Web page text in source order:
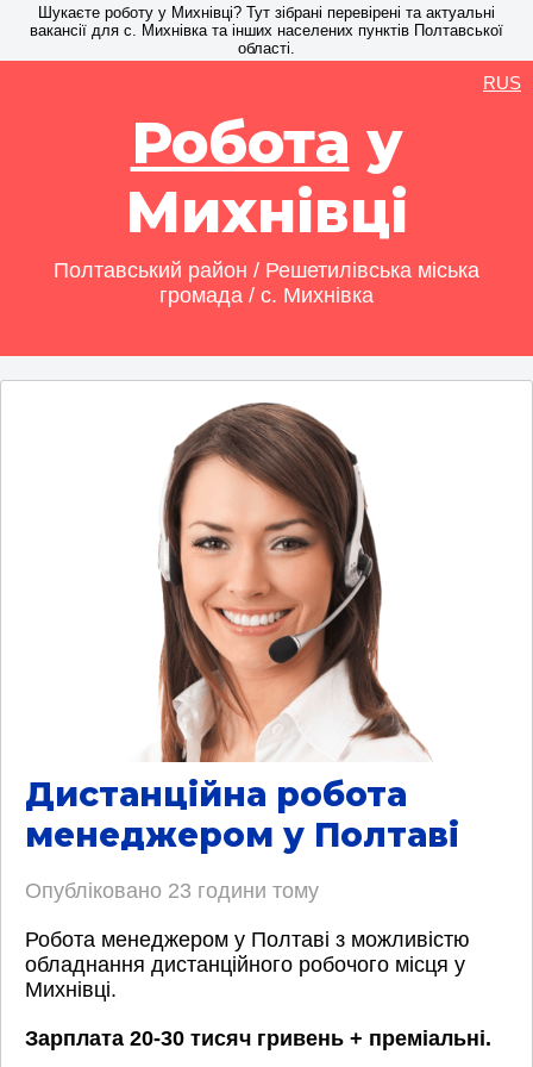
Шукаєте роботу у Михнівці? Тут зібрані перевірені та актуальні
вакансії для с. Михнівка та інших населених пунктів Полтавської
області.
Робота у
Михнівці
Полтавський район / Решетилівська міська
громада / с. Михнівка
RUS
Дистанційна робота
менеджером у Полтаві
Опубліковано 23 години тому
Робота менеджером у Полтаві з можливістю
обладнання дистанційного робочого місця у
Михнівці.
Зарплата 20-30 тисяч гривень + преміальні.